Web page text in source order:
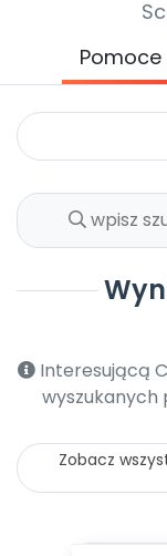
Promocje
Interesującą
wyszukanych
Zobacz